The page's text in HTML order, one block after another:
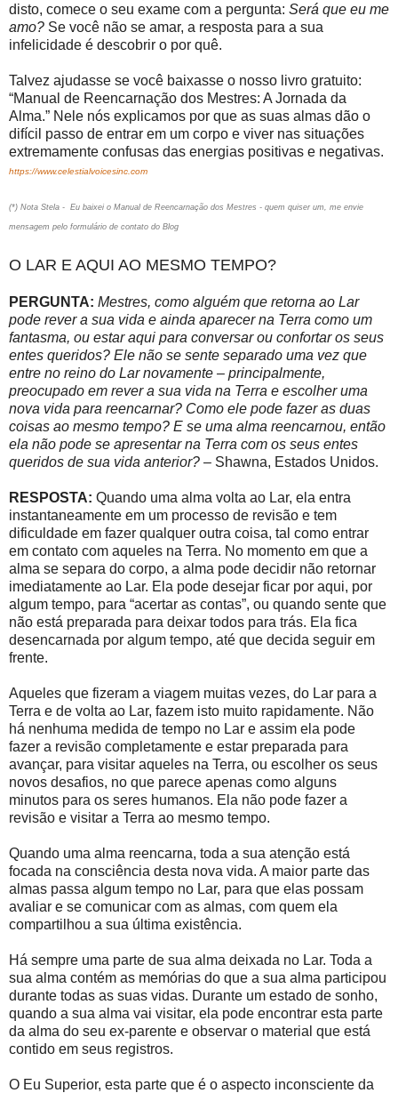
disto, comece o seu exame com a pergunta: Será que eu me
amo? Se você não se amar, a resposta para a sua
infelicidade é descobrir o por quê.
Talvez ajudasse se você baixasse o nosso livro gratuito:
“Manual de Reencarnação dos Mestres: A Jornada da
Alma.” Nele nós explicamos por que as suas almas dão o
difícil passo de entrar em um corpo e viver nas situações
extremamente confusas das energias positivas e negativas.
https://www.celestialvoicesinc.com
(*) Nota Stela - Eu baixei o Manual de Reencarnação dos Mestres - quem quiser um, me envie
mensagem pelo formulário de contato do Blog
O LAR E AQUI AO MESMO TEMPO?
PERGUNTA: Mestres, como alguém que retorna ao Lar
pode rever a sua vida e ainda aparecer na Terra como um
fantasma, ou estar aqui para conversar ou confortar os seus
entes queridos? Ele não se sente separado uma vez que
entre no reino do Lar novamente – principalmente,
preocupado em rever a sua vida na Terra e escolher uma
nova vida para reencarnar? Como ele pode fazer as duas
coisas ao mesmo tempo? E se uma alma reencarnou, então
ela não pode se apresentar na Terra com os seus entes
queridos de sua vida anterior? – Shawna, Estados Unidos.
RESPOSTA: Quando uma alma volta ao Lar, ela entra
instantaneamente em um processo de revisão e tem
dificuldade em fazer qualquer outra coisa, tal como entrar
em contato com aqueles na Terra. No momento em que a
alma se separa do corpo, a alma pode decidir não retornar
imediatamente ao Lar. Ela pode desejar ficar por aqui, por
algum tempo, para “acertar as contas”, ou quando sente que
não está preparada para deixar todos para trás. Ela fica
desencarnada por algum tempo, até que decida seguir em
frente.
Aqueles que fizeram a viagem muitas vezes, do Lar para a
Terra e de volta ao Lar, fazem isto muito rapidamente. Não
há nenhuma medida de tempo no Lar e assim ela pode
fazer a revisão completamente e estar preparada para
avançar, para visitar aqueles na Terra, ou escolher os seus
novos desafios, no que parece apenas como alguns
minutos para os seres humanos. Ela não pode fazer a
revisão e visitar a Terra ao mesmo tempo.
Quando uma alma reencarna, toda a sua atenção está
focada na consciência desta nova vida. A maior parte das
almas passa algum tempo no Lar, para que elas possam
avaliar e se comunicar com as almas, com quem ela
compartilhou a sua última existência.
Há sempre uma parte de sua alma deixada no Lar. Toda a
sua alma contém as memórias do que a sua alma participou
durante todas as suas vidas. Durante um estado de sonho,
quando a sua alma vai visitar, ela pode encontrar esta parte
da alma do seu ex-parente e observar o material que está
contido em seus registros.
O Eu Superior, esta parte que é o aspecto inconsciente da